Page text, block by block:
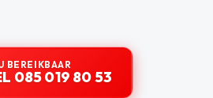
BEREIKBAAR
085 019 80 53